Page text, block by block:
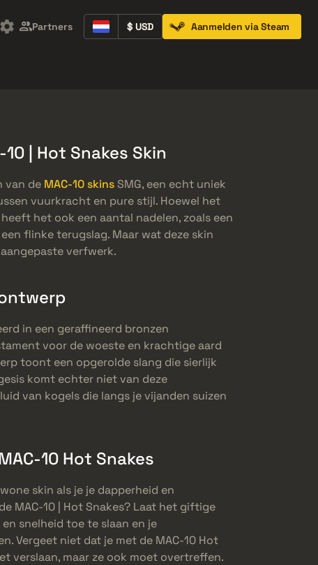
Partners $ USD Aanmelden via Steam
| Hot Snakes Skin
van de MAC-10 skinsSMG, een echt uniek
vuurkracht en pure stijl. Hoewel het
het ook een aantal nadelen, zoals een
flinke terugslag. Maar wat deze skin
verfwerk.
in een geraffineerd bronzen
voor de woeste en krachtige aard
toont een opgerolde slang die sierlijk
komt echter niet van deze
van kogels die langs je vijanden suizen
10 Hot Snakes
skin als je je dapperheid en
MAC-10 | Hot Snakes? Laat het giftige
snelheid toe te slaan en je
Vergeet niet dat je met de MAC-10 Hot
verslaan, maar ze ook moet overtreffen.